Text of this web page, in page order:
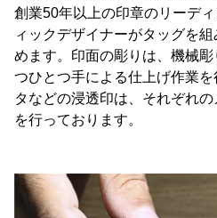
創業50年以上の印章のリーデ
ィックデザイナーがタッグを
めます。印面の彫りは、機械
つひとつ手による仕上げ作業
タなどの浸透印は、それぞれ
を行っております。